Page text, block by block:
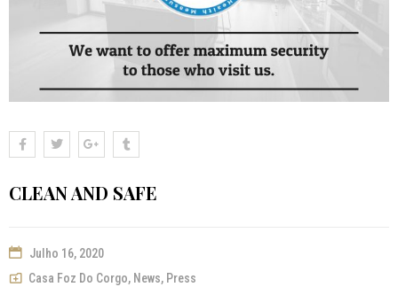
CLEAN AND SAFE
Julho 16, 2020
Casa Foz Do Corgo, News, Press